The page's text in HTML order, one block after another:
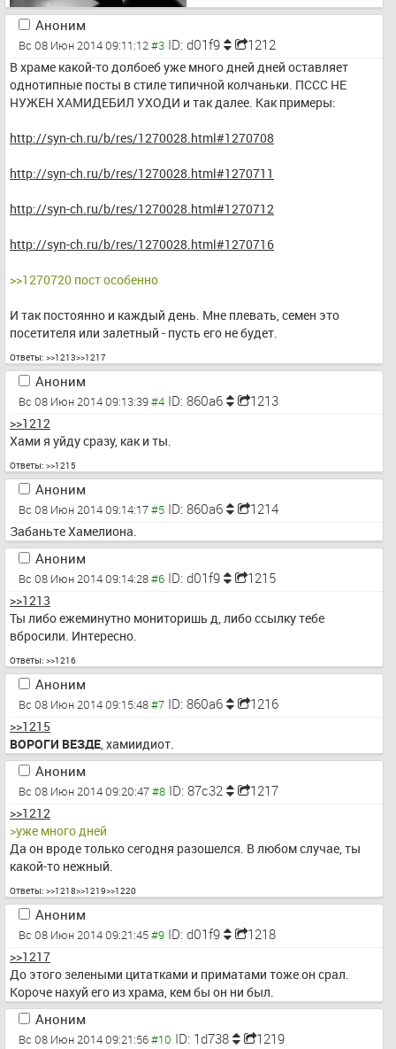
Аноним
Вс 08 Июн 2014 09:11:12 ID: d01f9 1212
В храме какой-то долбоеб уже много дней дней оставляет
однотипные посты в стиле типичной колчаньки. ПССС НЕ
НУЖЕН ХАМИДЕБИЛ УХОДИ и так далее. Как примеры:
http://syn-ch.ru/b/res/1270028.html#1270708
http://syn-ch.ru/b/res/1270028.html#1270711
http://syn-ch.ru/b/res/1270028.html#1270712
http://syn-ch.ru/b/res/1270028.html#1270716
>>1270720 пост особенно
И так постоянно и каждый день. Мне плевать, семен это
посетителя или залетный - пусть его не будет.
Ответы: >>1213>>1217
Аноним
Вс 08 Июн 2014 09:13:39 ID: 860a6 1213
>>1212
Хами я уйду сразу, как и ты.
Ответы: >>1215
Аноним
Вс 08 Июн 2014 09:14:17 ID: 860a6 1214
Забаньте Хамелиона.
Аноним
Вс 08 Июн 2014 09:14:28 ID: d01f9 1215
>>1213
Ты либо ежеминутно мониторишь д, либо ссылку тебе
вбросили. Интересно.
Ответы: >>1216
Аноним
Вс 08 Июн 2014 09:15:48 ID: 860a6 1216
>>1215
ВОРОГИ ВЕЗДЕ, хамиидиот.
Аноним
Вс 08 Июн 2014 09:20:47 ID: 87c32 1217
>>1212
>уже много дней
Да он вроде только сегодня разошелся. В любом случае, ты
какой-то нежный.
Ответы: >>1218>>1219>>1220
Аноним
Вс 08 Июн 2014 09:21:45 ID: d01f9 1218
>>1217
До этого зелеными цитатками и приматами тоже он срал.
Короче нахуй его из храма, кем бы он ни был.
Аноним
Вс 08 Июн 2014 09:21:56 ID: 1d738 1219